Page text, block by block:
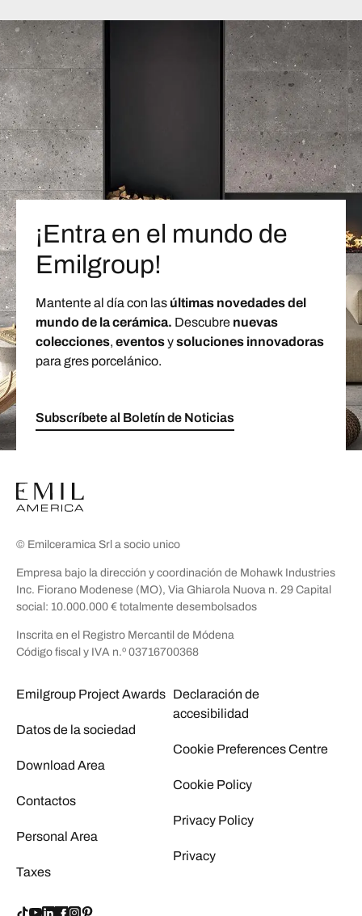
¡Entra en el mundo de
Emilgroup!
Mantente al día con las últimas novedades del
mundo de la cerámica. Descubre nuevas
colecciones, eventosysoluciones innovadoras
para gres porcelánico.
Subscríbete al Boletín de Noticias
© Emilceramica Srl a socio unico
Empresa bajo la dirección y coordinación de Mohawk Industries
Inc. Fiorano Modenese (MO), Via Ghiarola Nuova n. 29 Capital
social: 10.000.000 € totalmente desembolsados
Inscrita en el Registro Mercantil de Módena
Código fiscal y IVA n.º 03716700368
Emilgroup Project Awards
Datos de la sociedad
Download Area
Contactos
Personal Area
Taxes
Declaración de
accesibilidad
Cookie Preferences Centre
Cookie Policy
Privacy Policy
Privacy